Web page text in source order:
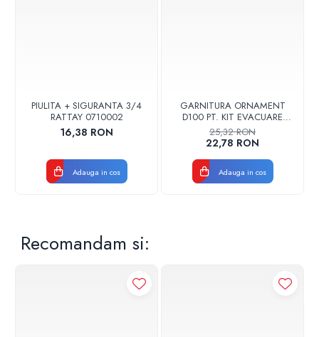
Alimentare: 24 V
Consum: 1.5 W
Rezistenta cablu: 2 x 5 ohm
Interval masurabil temperatura ambient: 5 - 60 °C
PIULITA + SIGURANTA 3/4
RATTAY 0710002
16,38 RON
Adauga in cos
GARNITURA ORNAMENT
D100 PT. KIT EVACUARE
CENTRALA FGGE100
25,32 RON
22,78 RON
Adauga in cos
Recomandam si: